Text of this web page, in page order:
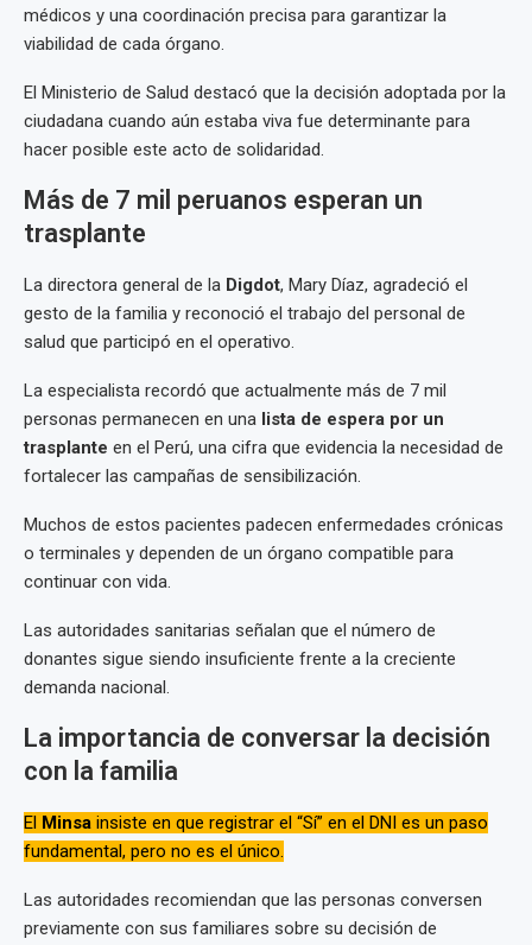
médicos y una coordinación precisa para garantizar la
viabilidad de cada órgano.
El Ministerio de Salud destacó que la decisión adoptada por la
ciudadana cuando aún estaba viva fue determinante para
hacer posible este acto de solidaridad.
Más de 7 mil peruanos esperan un
trasplante
La directora general de la Digdot, Mary Díaz, agradeció el
gesto de la familia y reconoció el trabajo del personal de
salud que participó en el operativo.
La especialista recordó que actualmente más de 7 mil
personas permanecen en una lista de espera por un
trasplante en el Perú, una cifra que evidencia la necesidad de
fortalecer las campañas de sensibilización.
Muchos de estos pacientes padecen enfermedades crónicas
o terminales y dependen de un órgano compatible para
continuar con vida.
Las autoridades sanitarias señalan que el número de
donantes sigue siendo insuficiente frente a la creciente
demanda nacional.
La importancia de conversar la decisión
con la familia
El Minsa insiste en que registrar el “Sí” en el DNI es un paso
fundamental, pero no es el único.
Las autoridades recomiendan que las personas conversen
previamente con sus familiares sobre su decisión de